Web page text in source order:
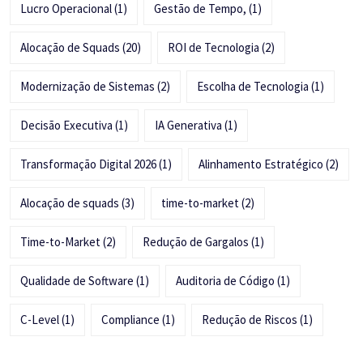
Lucro Operacional(1) Gestão de Tempo, (1)
Alocação de Squads (20) ROI de Tecnologia (2)
Modernização de Sistemas (2) Escolha de Tecnologia (1)
Decisão Executiva (1) IA Generativa (1)
Transformação Digital 2026(1) Alinhamento Estratégico (2)
Alocação de squads (3) time-to-market(2)
Time-to-Market(2) Redução de Gargalos (1)
Qualidade de Software (1) Auditoria de Código (1)
C-Level(1) Compliance (1) Redução de Riscos (1)